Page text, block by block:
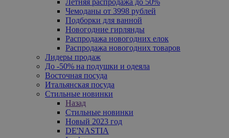
Чемоданы от 3998 рублей
Подборки для ванной
Новогодние гирлянды
Распродажа новогодних елок
Распродажа новогодних товаров
Лидеры продаж
До -50% на подушки и одеяла
Восточная посуда
Итальянская посуда
Стильные новинки
Назад
Стильные новинки
Новый 2023 год
DE'NASTIA